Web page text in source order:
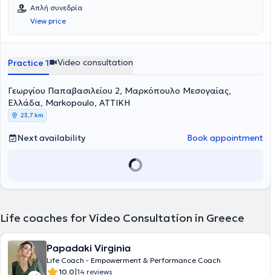
Απλή συνεδρία
View price
Practice 1 Video consultation
Γεωργίου Παπαβασιλείου 2, Μαρκόπουλο Μεσογαίας,
Ελλάδα, Markopoulo, ΑΤΤΙΚΗ
23,7 km
Next availability Book appointment
Life coaches for Video Consultation in Greece
Papadaki Virginia
Life Coach - Empowerment & Performance Coach
10.0|14 reviews